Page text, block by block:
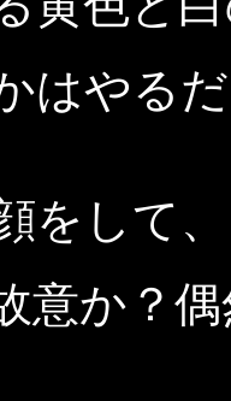
はやる
をして
意か？